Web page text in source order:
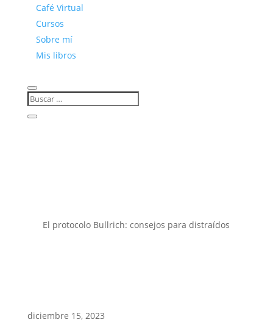
Café Virtual
Cursos
Sobre mí
Mis libros
El protocolo Bullrich: consejos para distraídos
diciembre 15, 2023